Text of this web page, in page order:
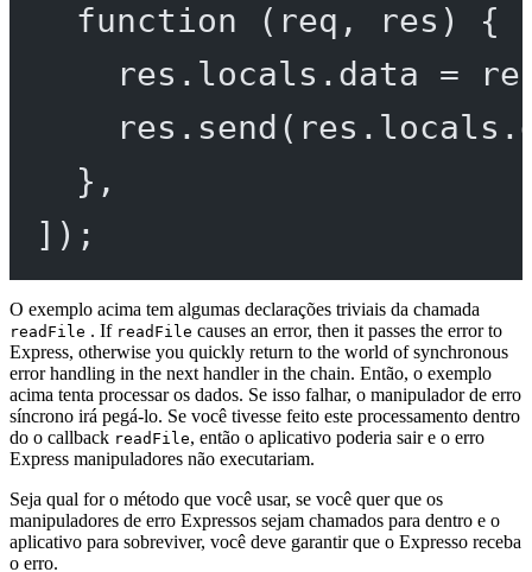
function ( req , res ) {
res.locals.data =
res. send
},
]);
O exemplo acima tem algumas declarações triviais da chamada
readFile . If readFile causes an error, then it passes the error to
Express, otherwise you quickly return to the world of synchronous
error handling in the next handler in the chain. Então, o exemplo
acima tenta processar os dados. Se isso falhar, o manipulador de erro
síncrono irá pegá-lo. Se você tivesse feito este processamento dentro
do o callback readFile, então o aplicativo poderia sair e o erro
Express manipuladores não executariam.
Seja qual for o método que você usar, se você quer que os
manipuladores de erro Expressos sejam chamados para dentro e o
aplicativo para sobreviver, você deve garantir que o Expresso receba
o erro.